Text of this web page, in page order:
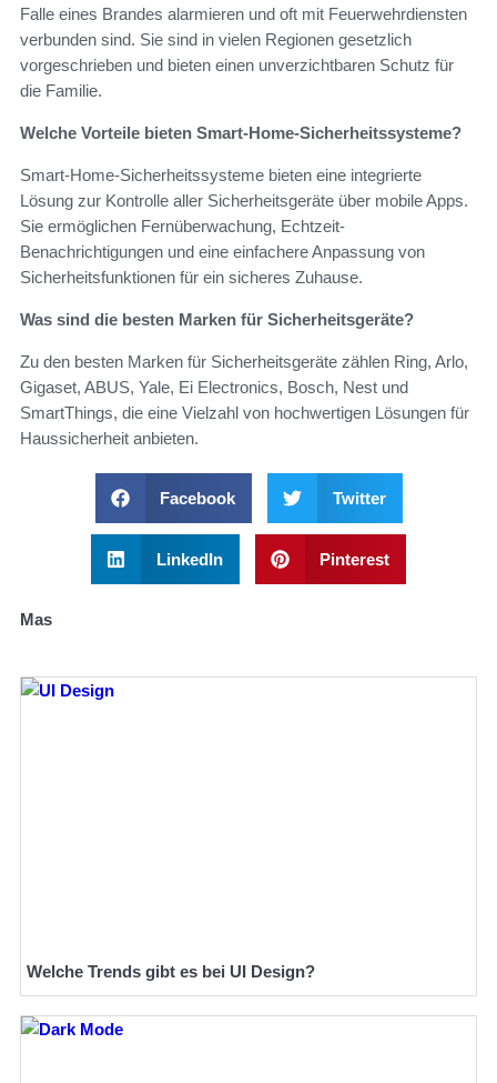
Falle eines Brandes alarmieren und oft mit Feuerwehrdiensten
verbunden sind. Sie sind in vielen Regionen gesetzlich
vorgeschrieben und bieten einen unverzichtbaren Schutz für
die Familie.
Welche Vorteile bieten Smart-Home-Sicherheitssysteme?
Smart-Home-Sicherheitssysteme bieten eine integrierte
Lösung zur Kontrolle aller Sicherheitsgeräte über mobile Apps.
Sie ermöglichen Fernüberwachung, Echtzeit-
Benachrichtigungen und eine einfachere Anpassung von
Sicherheitsfunktionen für ein sicheres Zuhause.
Was sind die besten Marken für Sicherheitsgeräte?
Zu den besten Marken für Sicherheitsgeräte zählen Ring, Arlo,
Gigaset, ABUS, Yale, Ei Electronics, Bosch, Nest und
SmartThings, die eine Vielzahl von hochwertigen Lösungen für
Haussicherheit anbieten.
Facebook Twitter
LinkedIn Pinterest
Mas
Welche Trends gibt es bei UI Design?